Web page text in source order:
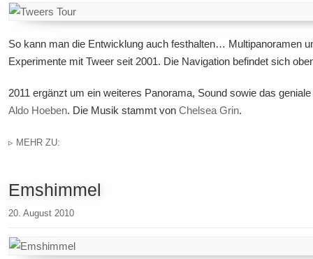
So kann man die Entwicklung auch festhalten… Multipanoramen
Experimente mit Tweеr seit 2001. Die Navigation befindet sich
2011 ergänzt um ein weiteres Panorama, Sound sowie das
Aldo Hoeben. Die Musik stammt von Chelsea Grin.
▹ MEHR ZU:
Emshimmel
20. August 2010